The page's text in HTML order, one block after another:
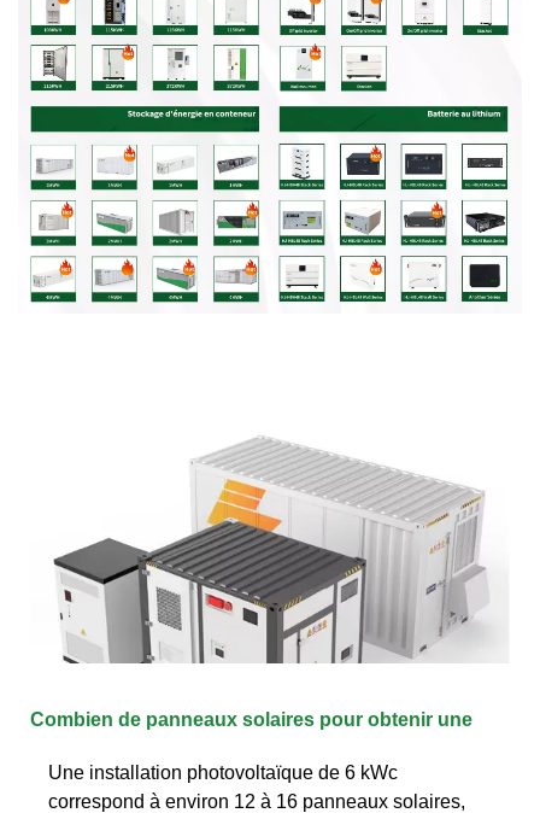
Combien de panneaux solaires pour obtenir une
Une installation photovoltaïque de 6 kWc
correspond à environ 12 à 16 panneaux solaires,